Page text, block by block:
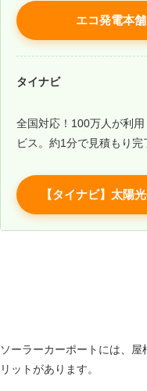
エコ発電本
タイナビ
全国対応！100万人が利
ビス。約1分で見積もり完
【タイナビ】太陽
ソーラーカーポートには、
リットがあります。